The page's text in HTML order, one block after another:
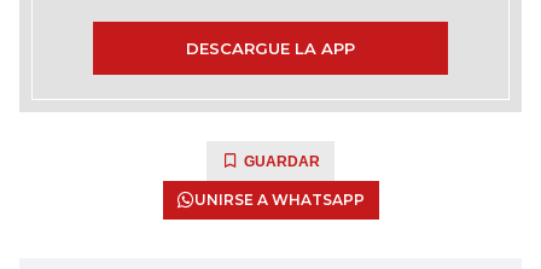
DESCARGUE LA APP
GUARDAR
UNIRSE A WHATSAPP